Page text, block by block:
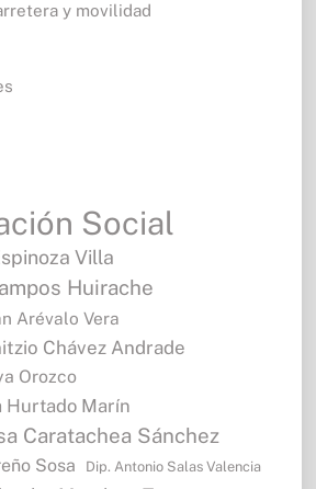
y movilidad
Social
Villa
Huirache
Arévalo Vera
Chávez Andrade
Orozco
Hurtado Marín
Caratachea Sánchez
Sosa Dip. Antonio Salas Valencia